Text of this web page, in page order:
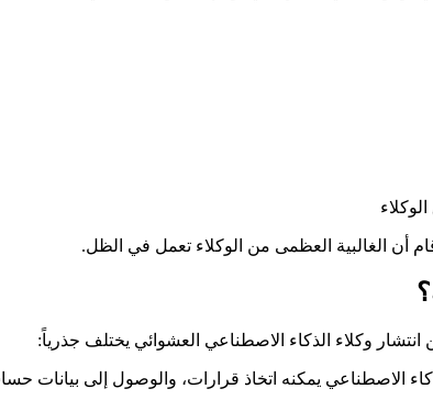
أن الغالبية العظمى من الوكلاء تعمل في الظل.
الاصطناعي يمكنه اتخاذ قرارات، والوصول إلى